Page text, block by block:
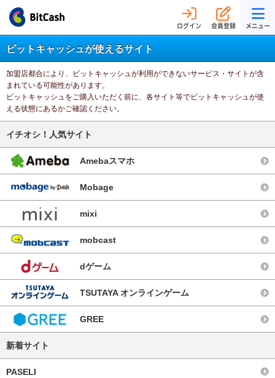
ログイン 会員登録 メニュー
ビットキャッシュが使えるサイト
加盟店都合により、ビットキャッシュが利用ができないサービス・サイトが含
まれている可能性があります。
ビットキャッシュをご購入いただく前に、各サイト等でビットキャッシュが使
える状態にあるかご確認ください。
イチオシ！人気サイト
Amebaスマホ
Mobage
mixi
mobcast
dゲーム
TSUTAYA オンラインゲーム
GREE
新着サイト
PASELI